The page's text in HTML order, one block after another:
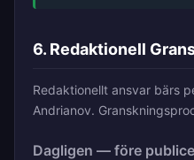
6. Redaktionell
Redaktionellt ansvar bärs
Andrianov.
Dagligen — före